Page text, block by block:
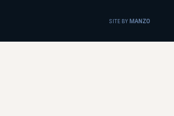
SITE BY MANZO